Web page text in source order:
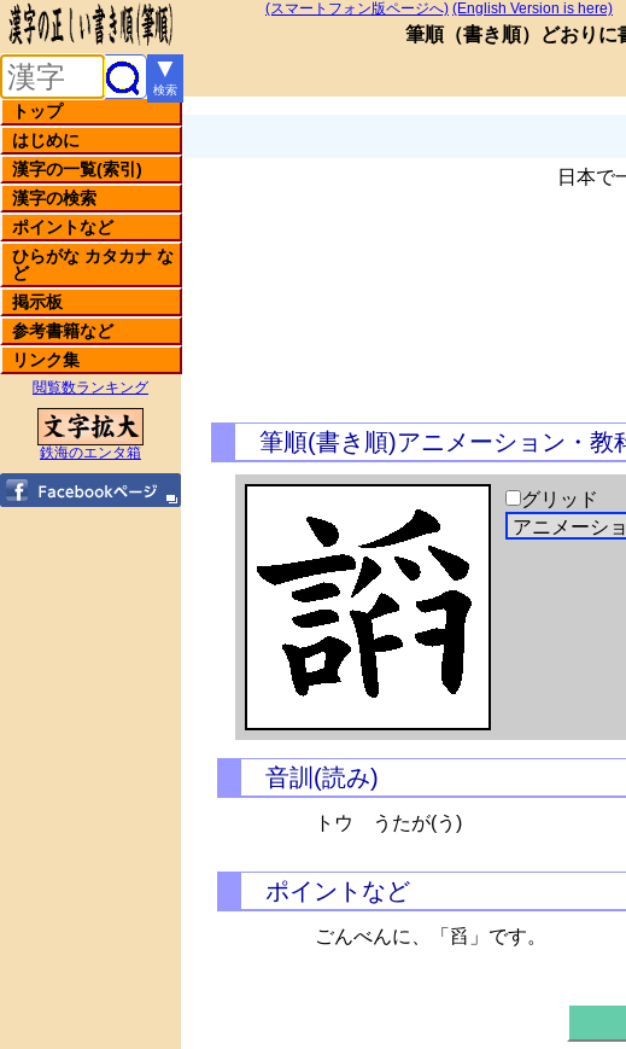
(スマートフォン版ページへ) (English Version is here)
筆順（書き順）どおりに
▼
検索
トップ
はじめに
漢字の一覧(索引)
漢字の検索
ポイントなど
ひらがな カタカナ な
ど
掲示板
参考書籍など
リンク集
閲覧数ランキング
鉄海のエンタ箱
日本で
筆順(書き順)アニメーション・教
グリッド
音訓(読み)
トウ うたが(う)
ポイントなど
ごんべんに、「舀」です。